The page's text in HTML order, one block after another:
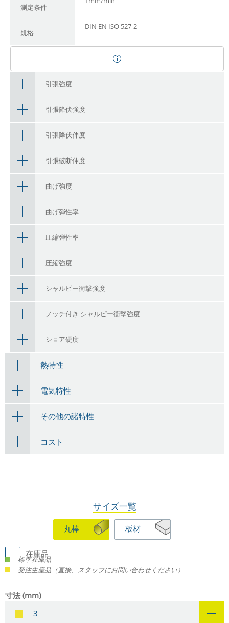
測定条件
規格
DIN EN ISO 527-2
引張強度
引張降伏強度
引張降伏伸度
引張破断伸度
曲げ強度
曲げ弾性率
圧縮弾性率
圧縮強度
シャルピー衝撃強度
ノッチ付き シャルピー衝撃強度
ショア硬度
熱特性
電気特性
その他の諸特性
コスト
サイズ一覧
丸棒 板材
在庫品
標準在庫品
受注生産品（直接、スタッフにお問い合わせください）
寸法 (mm)
3